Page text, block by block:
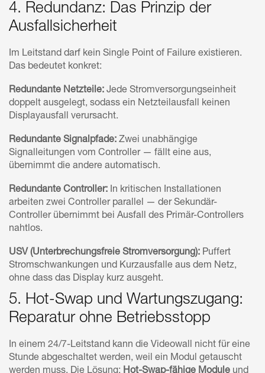
4. Redundanz: Das Prinzip der
Ausfallsicherheit
Im Leitstand darf kein Single Point of Failure existieren.
Das bedeutet konkret:
Redundante Netzteile: Jede Stromversorgungseinheit
doppelt ausgelegt, sodass ein Netzteilausfall keinen
Displayausfall verursacht.
Redundante Signalpfade: Zwei unabhängige
Signalleitungen vom Controller — fällt eine aus,
übernimmt die andere automatisch.
Redundante Controller: In kritischen Installationen
arbeiten zwei Controller parallel — der Sekundär-
Controller übernimmt bei Ausfall des Primär-Controllers
nahtlos.
USV (Unterbrechungsfreie Stromversorgung): Puffert
Stromschwankungen und Kurzausfalle aus dem Netz,
ohne dass das Display kurz ausgeht.
5. Hot-Swap und Wartungszugang:
Reparatur ohne Betriebsstopp
In einem 24/7-Leitstand kann die Videowall nicht für eine
Stunde abgeschaltet werden, weil ein Modul getauscht